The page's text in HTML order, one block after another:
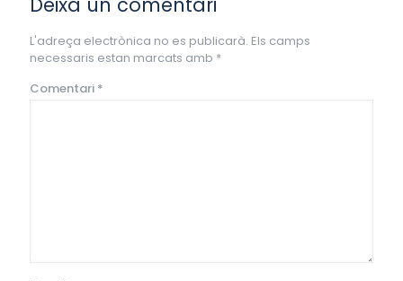
L'adreça electrònica no es publicarà. Els camps
necessaris estan marcats amb *
Comentari *